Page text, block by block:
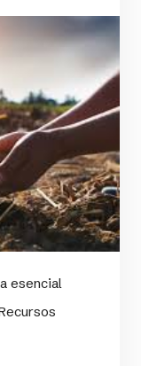
esencial